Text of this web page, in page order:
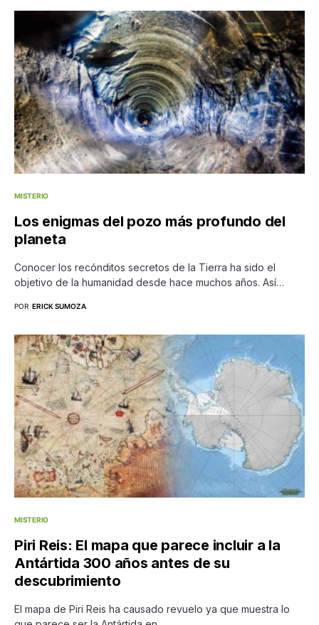
MISTERIO
Los enigmas del pozo más profundo del
planeta
Conocer los recónditos secretos de la Tierra ha sido el
objetivo de la humanidad desde hace muchos años. Así…
POR ERICK SUMOZA
MISTERIO
Piri Reis: El mapa que parece incluir a la
Antártida 300 años antes de su
descubrimiento
El mapa de Piri Reis ha causado revuelo ya que muestra lo